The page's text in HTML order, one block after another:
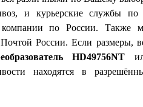
и курьерские службы по
по России. Также
России. Если размеры,
HD49756NT
находятся в